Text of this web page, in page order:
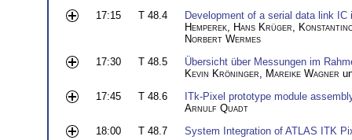
17:15
T 48.4
Development of a serial data link
Hemperek, Hans Krüger,
Norbert Wermes
17:30
T 48.5
Übersicht über Messungen im
Kevin Kröninger, Mareike Wagner
17:45
T 48.6
ITk-Pixel prototype module
Arnulf Quadt
18:00
T 48.7
System Integration of ATLAS ITK